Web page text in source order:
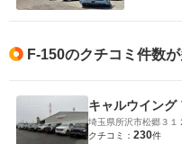
F-150のクチコミ件数
キャルウイング
埼玉県所沢市松郷３１
クチコミ： 230件